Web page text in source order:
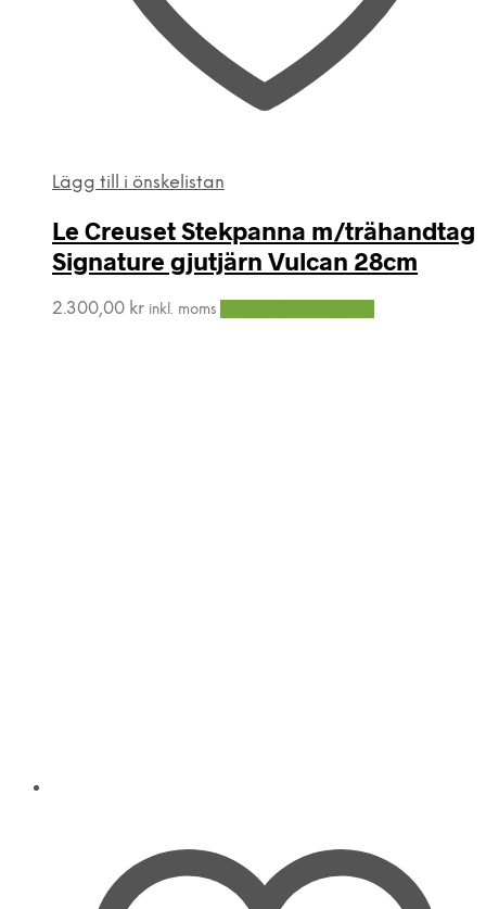
Lägg till i önskelistan
Le Creuset Stekpanna m/trähandtag
Signature gjutjärn Vulcan 28cm
2.300,00 kr inkl. moms